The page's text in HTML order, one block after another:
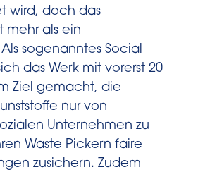
wird, doch das
mehr als ein
sogenanntes Social
das Werk mit vorerst 20
Ziel gemacht, die
nur von
Unternehmen zu
Waste Pickern faire
zusichern. Zudem